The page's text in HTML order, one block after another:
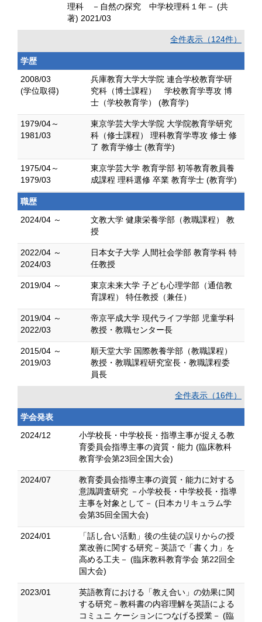
理科 －自然の探究 中学校理科１年－ (共
著) 2021/03
全件表示（124件）
学歴
2008/03
(学位取得)
兵庫教育大学大学院 連合学校教育学研
究科（博士課程） 学校教育学専攻 博
士（学校教育学） (教育学)
1979/04～
1981/03
東京学芸大学大学院 大学院教育学研究
科（修士課程） 理科教育学専攻 修士 修
了 教育学修士 (教育学)
1975/04～
1979/03
東京学芸大学 教育学部 初等教育教員養
成課程 理科選修 卒業 教育学士 (教育学)
職歴
2024/04 ～
文教大学 健康栄養学部（教職課程） 教
授
2022/04 ～
2024/03
日本女子大学 人間社会学部 教育学科 特
任教授
2019/04 ～
東京未来大学 子ども心理学部（通信教
育課程） 特任教授（兼任）
2019/04 ～
2022/03
帝京平成大学 現代ライフ学部 児童学科
教授・教職センター長
2015/04 ～
2019/03
順天堂大学 国際教養学部（教職課程）
教授・教職課程研究室長・教職課程委
員長
全件表示（16件）
学会発表
2024/12
小学校長・中学校長・指導主事が捉える教
育委員会指導主事の資質・能力 (臨床教科
教育学会第23回全国大会)
2024/07
教育委員会指導主事の資質・能力に対する
意識調査研究 －小学校長・中学校長・指導
主事を対象として－ (日本カリキュラム学
会第35回全国大会)
2024/01
「話し合い活動」後の生徒の誤りからの授
業改善に関する研究－英語で「書く力」を
高める工夫－ (臨床教科教育学会 第22回全
国大会)
2023/01
英語教育における「教え合い」の効果に関
する研究－教科書の内容理解を英語による
コミュニ ケーションにつなげる授業－ (臨